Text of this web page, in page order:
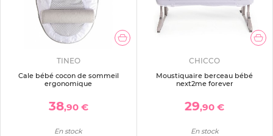
TINEO
Cale bébé cocon de sommeil
ergonomique
38,90 €
En stock
CHICCO
Moustiquaire berceau bébé
next2me forever
29,90 €
En stock